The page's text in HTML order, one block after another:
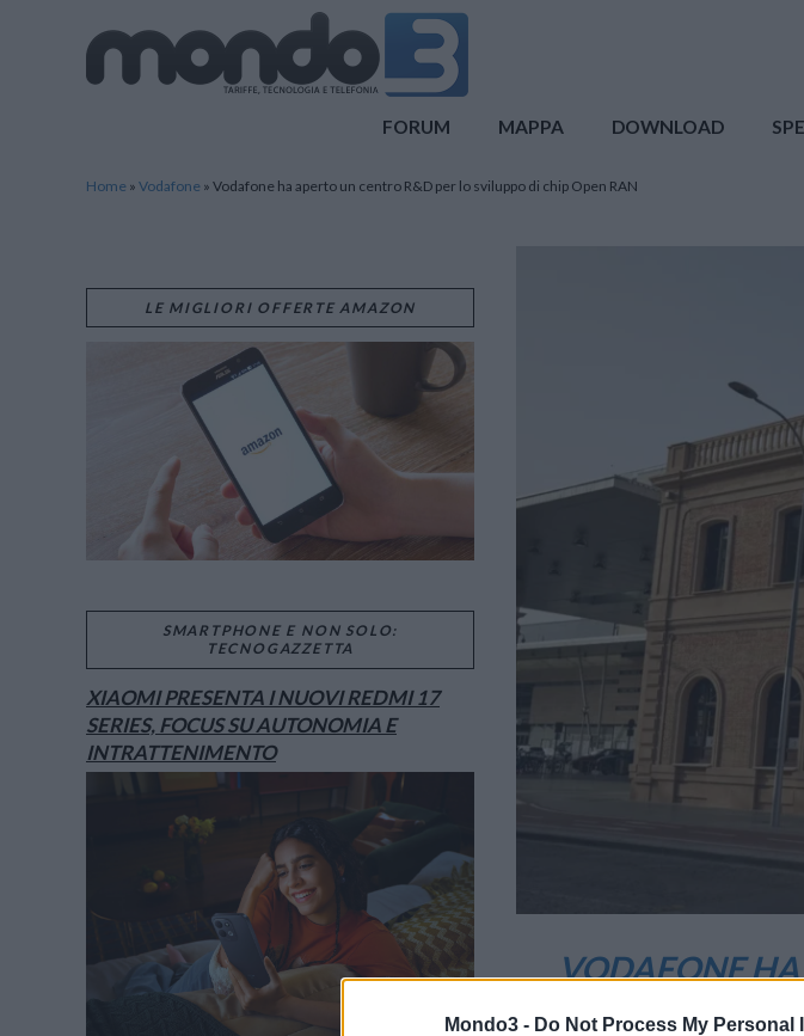
Mondo3 - Do Not Process My Personal
FORUM MAPPA DOWNLOAD
Home » Vodafone » Vodafone ha aperto un centro R&D per lo sviluppo di chip Open RAN
VODAFONE HA
LE MIGLIORI OFFERTE AMAZON
SMARTPHONE E NON SOLO:
TECNOGAZZETTA
XIAOMI PRESENTA I NUOVI REDMI 17
SERIES, FOCUS SU AUTONOMIA E
INTRATTENIMENTO